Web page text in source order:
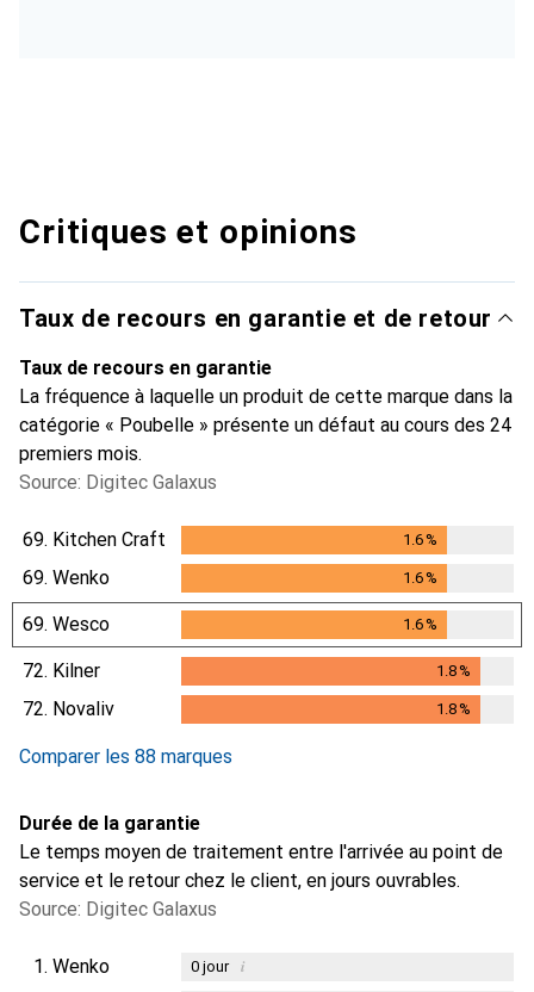
Critiques et opinions
Taux de recours en garantie et de retour
Taux de recours en garantie
La fréquence à laquelle un produit de cette marque dans la
catégorie « Poubelle » présente un défaut au cours des 24
premiers mois.
Source: Digitec Galaxus
69. Kitchen Craft 1.6%
69. Wenko 1.6%
69. Wesco 1.6%
72. Kilner 1.8%
1.8%
72. Novaliv 1.8%
Comparer les 88 marques
Durée de la garantie
Le temps moyen de traitement entre l'arrivée au point de
service et le retour chez le client, en jours ouvrables.
Source: Digitec Galaxus
1. Wenko 0jour i